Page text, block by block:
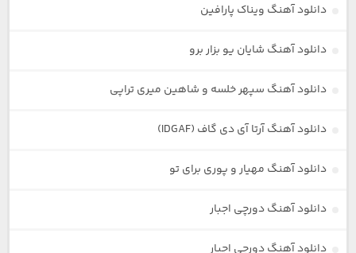
دانلود آهنگ ویناک پارافین
دانلود آهنگ شایان یو بزار برو
دانلود آهنگ سپهر خلسه و شاهین میری تراپی
دانلود آهنگ آرتا آی دی گاف (IDGAF)
دانلود آهنگ مهیار و پوری برای تو
دانلود آهنگ دورچی اجبار
دانلود آهنگ دورچی اجبار